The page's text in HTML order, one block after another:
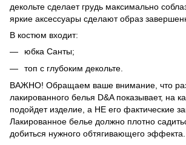
декольте сделает грудь максимально
яркие аксессуары сделают образ
В костюм входит:
юбка Санты;
топ с глубоким декольте.
ВАЖНО! Обращаем ваше внимание, что
лакированного белья D&A показывает, на
подойдет изделие, а НЕ его фактические
Лакированное белье должно плотно
добиться нужного обтягивающего эффекта.